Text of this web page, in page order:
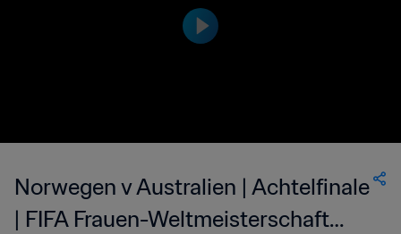
Norwegen v Australien | Achtelfinale
| FIFA Frauen-Weltmeisterschaft